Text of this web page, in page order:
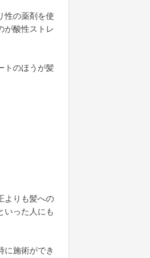
性の薬剤を使
が酸性ストレ
トのほうが髪
よりも髪への
いった人にも
に施術ができ